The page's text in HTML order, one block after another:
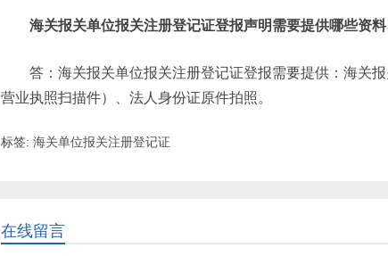
海关报关单位报关注册登记证登报声明需要提供哪些资料
答：海关报关单位报关注册登记证登报需要提供：海关
营业执照扫描件）、法人身份证原件拍照。
标签: 海关单位报关注册登记证
在线留言